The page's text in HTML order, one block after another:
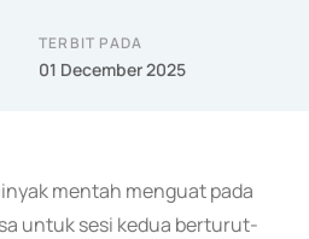
TERBIT PADA
01 December 2025
mentah menguat pada
untuk sesi kedua berturut-